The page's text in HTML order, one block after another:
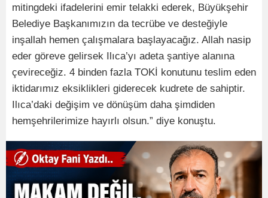
mitingdeki ifadelerini emir telakki ederek, Büyükşehir
Belediye Başkanımızın da tecrübe ve desteğiyle
inşallah hemen çalışmalara başlayacağız. Allah nasip
eder göreve gelirsek Ilıca’yı adeta şantiye alanına
çevireceğiz. 4 binden fazla TOKİ konutunu teslim eden
iktidarımız eksiklikleri giderecek kudrete de sahiptir.
Ilıca’daki değişim ve dönüşüm daha şimdiden
hemşehrilerimize hayırlı olsun.” diye konuştu.